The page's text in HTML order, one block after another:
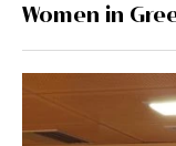
Women in